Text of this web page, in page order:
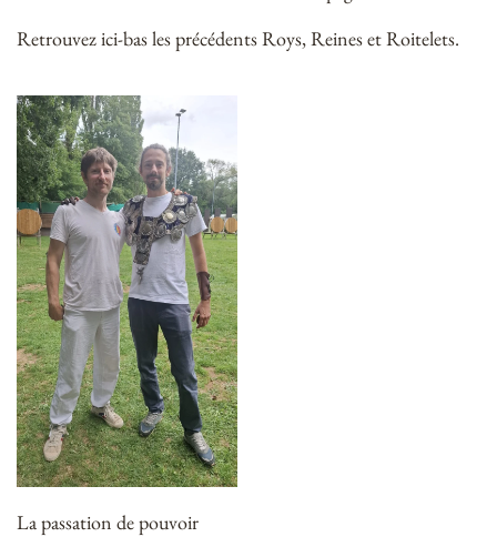
Retrouvez ici-bas les précédents Roys, Reines et Roitelets.
La passation de pouvoir